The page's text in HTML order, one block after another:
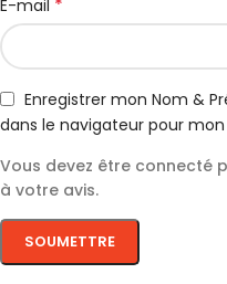
E-mail
Enregistrer mon Nom &
dans le navigateur pour
Vous devez être connecté
à votre avis.